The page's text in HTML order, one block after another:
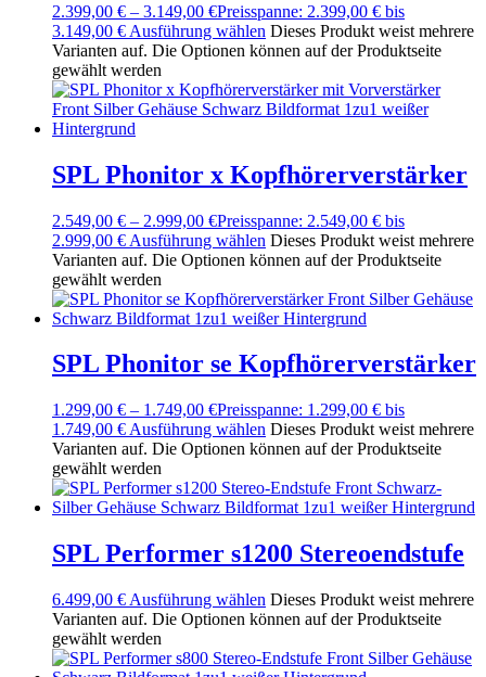
2.399,00 € – 3.149,00 €Preisspanne: 2.399,00 € bis
3.149,00 € Ausführung wählen Dieses Produkt weist mehrere
Varianten auf. Die Optionen können auf der Produktseite
gewählt werden
SPL Phonitor x Kopfhörerverstärker
2.549,00 € – 2.999,00 €Preisspanne: 2.549,00 € bis
2.999,00 € Ausführung wählen Dieses Produkt weist mehrere
Varianten auf. Die Optionen können auf der Produktseite
gewählt werden
SPL Phonitor se Kopfhörerverstärker
1.299,00 € – 1.749,00 €Preisspanne: 1.299,00 € bis
1.749,00 € Ausführung wählen Dieses Produkt weist mehrere
Varianten auf. Die Optionen können auf der Produktseite
gewählt werden
SPL Performer s1200 Stereoendstufe
6.499,00 € Ausführung wählen Dieses Produkt weist mehrere
Varianten auf. Die Optionen können auf der Produktseite
gewählt werden